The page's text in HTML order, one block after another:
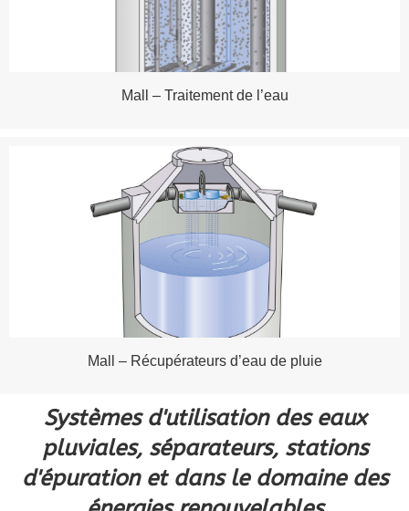
Mall – Traitement de l’eau
Mall – Récupérateurs d’eau de pluie
Systèmes d'utilisation des eaux
pluviales, séparateurs, stations
d'épuration et dans le domaine des